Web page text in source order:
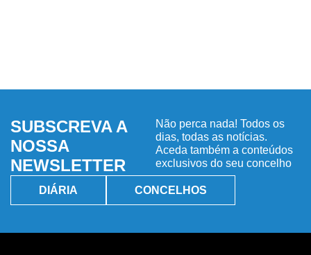
SUBSCREVA A
NOSSA
NEWSLETTER
Não perca nada! Todos os
dias, todas as notícias.
Aceda também a conteúdos
exclusivos do seu concelho
DIÁRIA CONCELHOS